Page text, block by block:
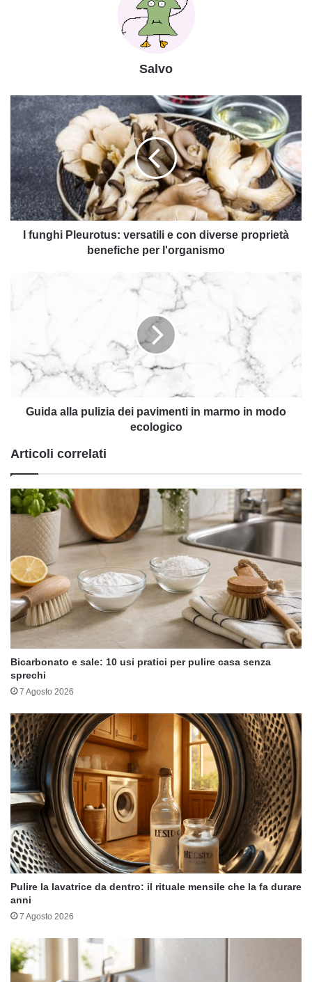
Salvo
Pleurotus:
versatili
con
diverse
proprietà
benefiche
I funghi Pleurotus: versatili e con diverse proprietà
benefiche per l'organismo
marmo
modo
ecologico
Guida alla pulizia dei pavimenti in marmo in modo
ecologico
Articoli correlati
Bicarbonato e sale: 10 usi pratici per pulire casa senza
sprechi
7 Agosto 2026
Pulire la lavatrice da dentro: il rituale mensile che la fa durare
anni
7 Agosto 2026